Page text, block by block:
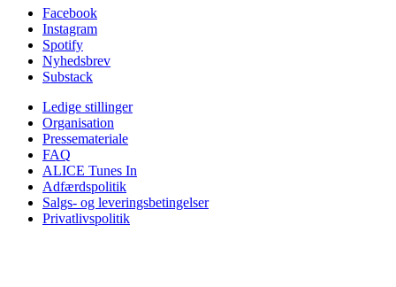
Facebook
Instagram
Spotify
Nyhedsbrev
Substack
Ledige stillinger
Organisation
Pressemateriale
FAQ
ALICE Tunes In
Adfærdspolitik
Salgs- og leveringsbetingelser
Privatlivspolitik